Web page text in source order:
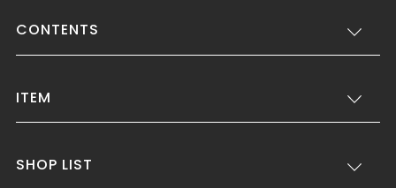
CONTENTS
ITEM
SHOP LIST